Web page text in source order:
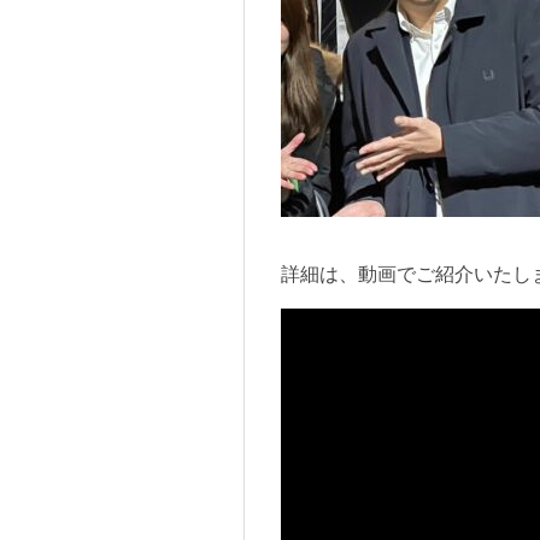
詳細は、動画でご紹介いたし